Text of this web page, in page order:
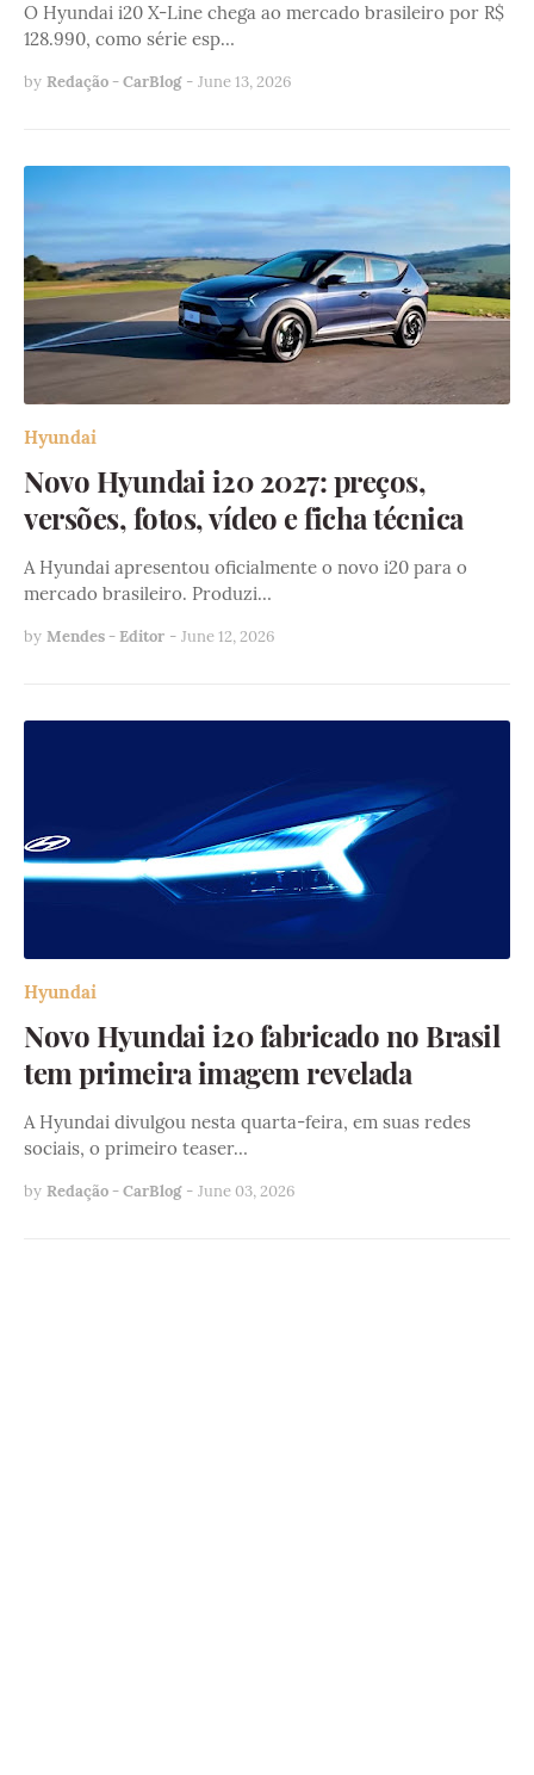
O Hyundai i20 X-Line chega ao mercado brasileiro por R$
128.990, como série esp…
by Redação - CarBlog - June 13, 2026
Hyundai
Novo Hyundai i20 2027: preços,
versões, fotos, vídeo e ficha técnica
A Hyundai apresentou oficialmente o novo i20 para o
mercado brasileiro. Produzi…
by Mendes - Editor - June 12, 2026
Hyundai
Novo Hyundai i20 fabricado no Brasil
tem primeira imagem revelada
A Hyundai divulgou nesta quarta-feira, em suas redes
sociais, o primeiro teaser…
by Redação - CarBlog - June 03, 2026